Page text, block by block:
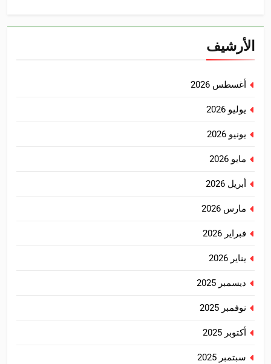
الأرشيف
أغسطس 2026
يوليو 2026
يونيو 2026
مايو 2026
أبريل 2026
مارس 2026
فبراير 2026
يناير 2026
ديسمبر 2025
نوفمبر 2025
أكتوبر 2025
سبتمبر 2025